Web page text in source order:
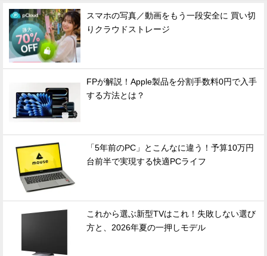
スマホの写真／動画をもう一段安全に 買い切
りクラウドストレージ
FPが解説！Apple製品を分割手数料0円で入手
する方法とは？
「5年前のPC」とこんなに違う！予算10万円
台前半で実現する快適PCライフ
これから選ぶ新型TVはこれ！失敗しない選び
方と、2026年夏の一押しモデル